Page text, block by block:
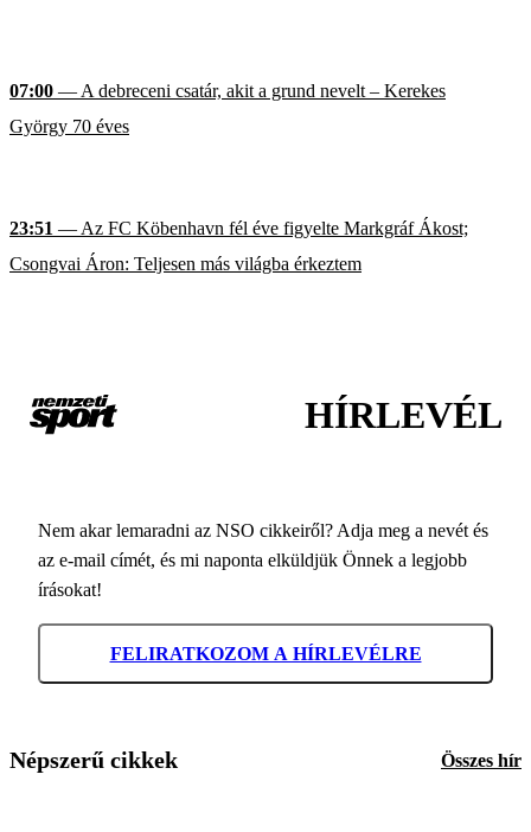
07:00 — A debreceni csatár, akit a grund nevelt – Kerekes
György 70 éves
23:51 — Az FC Köbenhavn fél éve figyelte Markgráf Ákost;
Csongvai Áron: Teljesen más világba érkeztem
HÍRLEVÉL
Nem akar lemaradni az NSO cikkeiről? Adja meg a nevét és
az e-mail címét, és mi naponta elküldjük Önnek a legjobb
írásokat!
FELIRATKOZOM A HÍRLEVÉLRE
Népszerű cikkek Összes hír